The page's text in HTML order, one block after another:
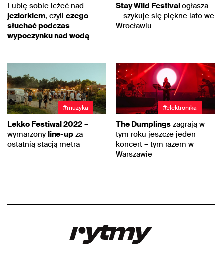
Lubię sobie leżeć nad
jeziorkiem, czyli czego
słuchać podczas
wypoczynku nad wodą
Stay Wild Festivalogłasza
— szykuje się piękne lato we
Wrocławiu
#muzyka
Lekko Festiwal 2022 –
wymarzony line-up za
ostatnią stacją metra
#elektronika
The Dumplings zagrają w
tym roku jeszcze jeden
koncert – tym razem w
Warszawie